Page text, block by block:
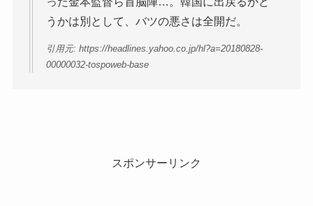
うかは別として、バツの悪さは全開だ。
引用元: https://headlines.yahoo.co.jp/hl?a=20180828-
00000032-tospoweb-base
スポンサーリンク